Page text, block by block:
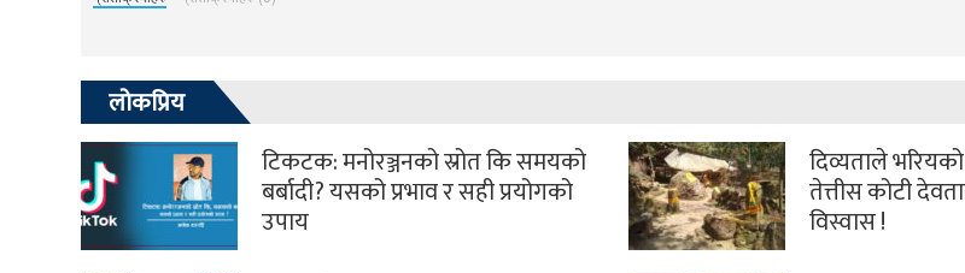
लोकप्रिय
टिकटक: मनोरञ्जनको स्रोत कि समयको
बर्बादी? यसको प्रभाव र सही प्रयोगको
उपाय
दिव्यताले
तेत्तीस कोटी
विस्वास !